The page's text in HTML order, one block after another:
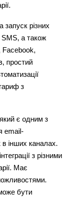
різних
SMS, а також
Facebook,
простий
з
є одним з
email-
в інших каналах.
з різними
Має
бути